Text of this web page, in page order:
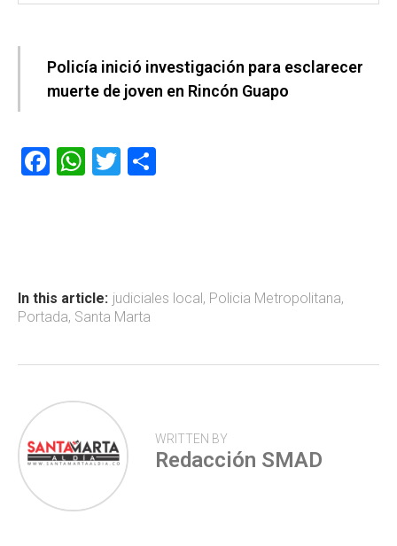
Policía inició investigación para esclarecer
muerte de joven en Rincón Guapo
F
ok
W
p
p
T
tir
In this article: judiciales local , Policia Metropolitana,
Portada, Santa Marta
WRITTEN BY
Redacción SMAD